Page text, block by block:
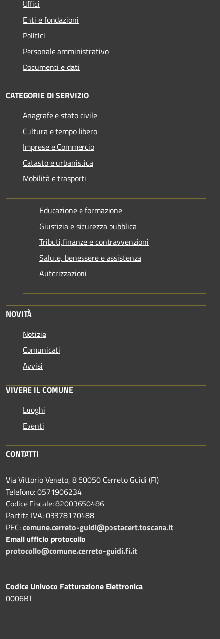
Uffici
Enti e fondazioni
Politici
Personale amministrativo
Documenti e dati
CATEGORIE DI SERVIZIO
Anagrafe e stato civile
Cultura e tempo libero
Imprese e Commercio
Catasto e urbanistica
Mobilità e trasporti
Educazione e formazione
Giustizia e sicurezza pubblica
Tributi,finanze e contravvenzioni
Salute, benessere e assistenza
Autorizzazioni
NOVITÀ
Notizie
Comunicati
Avvisi
VIVERE IL COMUNE
Luoghi
Eventi
CONTATTI
Via Vittorio Veneto, 8 50050 Cerreto Guidi (FI)
Telefono: 0571906234
Codice Fiscale: 82003650486
Partita IVA: 03378170488
PEC:comune.cerreto-guidi@postacert.toscana.it
Email ufficio protocollo
protocollo@comune.cerreto-guidi.fi.it
Codice Univoco Fatturazione Elettronica
0006BT